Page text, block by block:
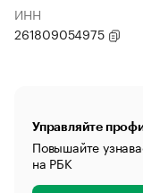
ИНН
261809054975
Управляйте
Повышайте
на РБК